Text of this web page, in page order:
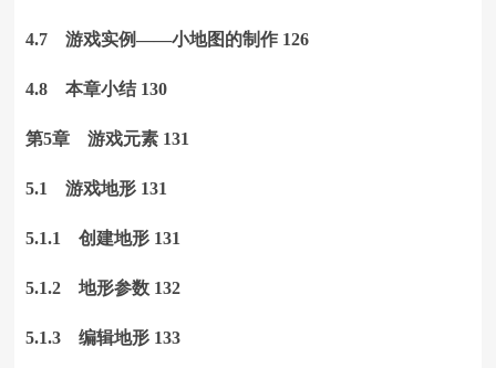
4.7 游戏实例——小地图的制作 126
4.8 本章小结 130
第5章 游戏元素 131
5.1 游戏地形 131
5.1.1 创建地形 131
5.1.2 地形参数 132
5.1.3 编辑地形 133